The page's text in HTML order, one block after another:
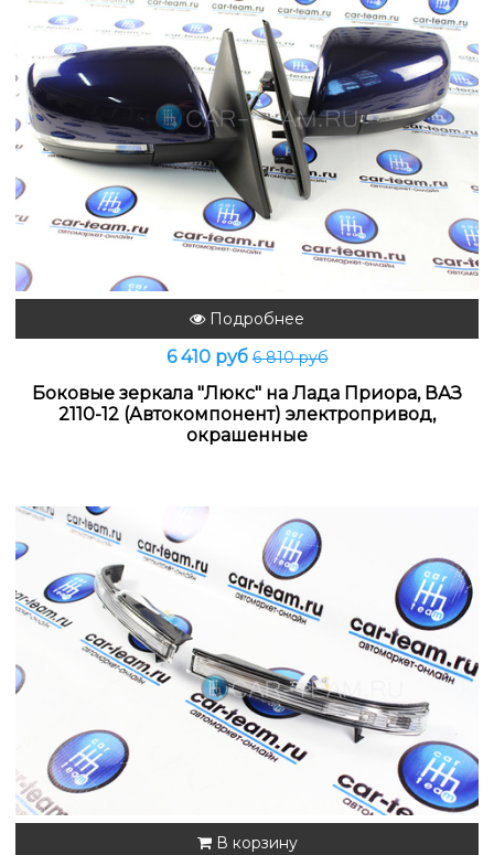
Подробнее
6 410 руб6 810 руб
Боковые зеркала "Люкс" на Лада Приора, ВАЗ
2110-12 (Автокомпонент) электропривод,
окрашенные
В корзину